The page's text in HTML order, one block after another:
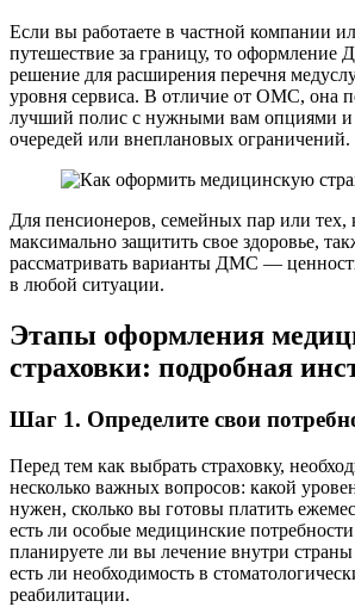
Если вы работаете в частной компании
путешествие за границу, то
решение для расширения перечня
уровня сервиса. В отличие от ОМС, она
лучший полис с нужными вам опциями и
очередей или внеплановых ограничений.
Для пенсионеров, семейных пар или тех,
максимально защитить свое здоровье,
рассматривать варианты ДМС —
в любой ситуации.
Этапы оформления
страховки: подробная
Шаг 1. Определите свои
Перед тем как выбрать страховку,
несколько важных вопросов: какой
нужен, сколько вы готовы платить
есть ли особые медицинские
планируете ли вы лечение внутри
есть ли необходимость в
реабилитации.